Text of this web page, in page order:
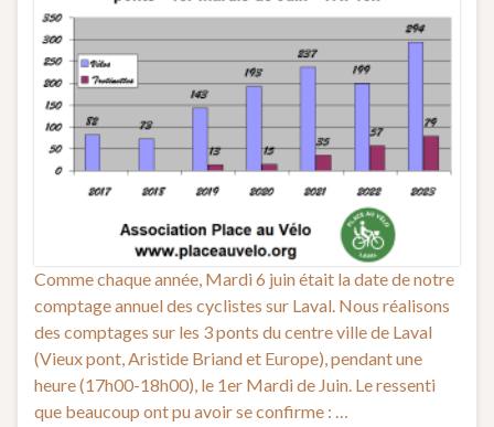
Comme chaque année, Mardi 6 juin était la date de notre
comptage annuel des cyclistes sur Laval. Nous réalisons
des comptages sur les 3 ponts du centre ville de Laval
(Vieux pont, Aristide Briand et Europe), pendant une
heure (17h00-18h00), le 1er Mardi de Juin. Le ressenti
que beaucoup ont pu avoir se confirme : …